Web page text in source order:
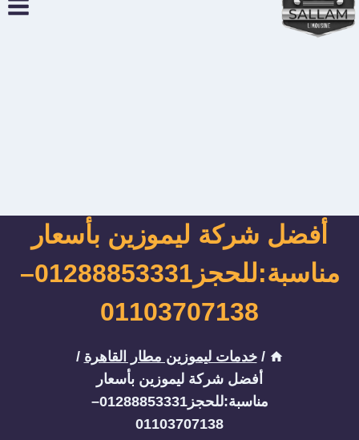
أفضل شركة ليموزين بأسعار
مناسبة:للحجز01288853331–
01103707138
/ خدمات ليموزين مطار القاهرة /
أفضل شركة ليموزين بأسعار
مناسبة:للحجز01288853331–
01103707138